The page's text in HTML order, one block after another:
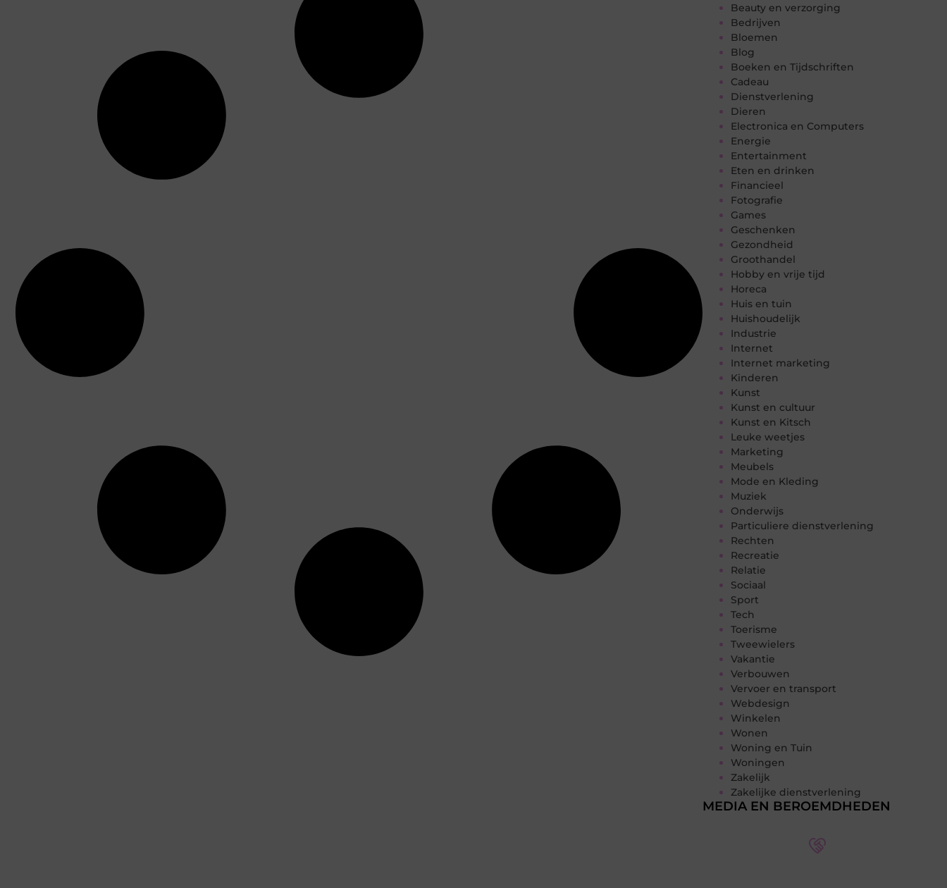
Beauty en verzorging
Bedrijven
Bloemen
Blog
Boeken en Tijdschriften
Cadeau
Dienstverlening
Dieren
Electronica en Computers
Energie
Entertainment
Eten en drinken
Financieel
Fotografie
Games
Geschenken
Gezondheid
Groothandel
Hobby en vrije tijd
Horeca
Huis en tuin
Huishoudelijk
Industrie
Internet
Internet marketing
Kinderen
Kunst
Kunst en cultuur
Kunst en Kitsch
Leuke weetjes
Marketing
Meubels
Mode en Kleding
Muziek
Onderwijs
Particuliere dienstverlening
Rechten
Recreatie
Relatie
Sociaal
Sport
Tech
Toerisme
Tweewielers
Vakantie
Verbouwen
Vervoer en transport
Webdesign
Winkelen
Wonen
Woning en Tuin
Woningen
Zakelijk
Zakelijke dienstverlening
MEDIA EN BEROEMDHEDEN